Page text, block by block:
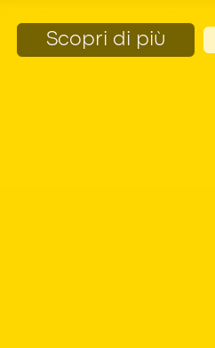
Scopri di più